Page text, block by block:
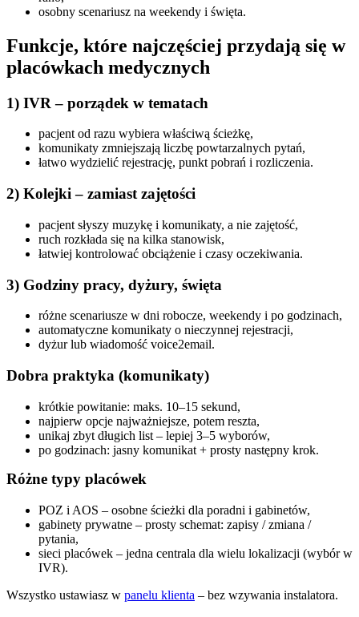
osobny scenariusz na weekendy i święta.
Funkcje, które najczęściej przydają się w
placówkach medycznych
1) IVR – porządek w tematach
pacjent od razu wybiera właściwą ścieżkę,
komunikaty zmniejszają liczbę powtarzalnych pytań,
łatwo wydzielić rejestrację, punkt pobrań i rozliczenia.
2) Kolejki – zamiast zajętości
pacjent słyszy muzykę i komunikaty, a nie zajętość,
ruch rozkłada się na kilka stanowisk,
łatwiej kontrolować obciążenie i czasy oczekiwania.
3) Godziny pracy, dyżury, święta
różne scenariusze w dni robocze, weekendy i po godzinach,
automatyczne komunikaty o nieczynnej rejestracji,
dyżur lub wiadomość voice2email.
Dobra praktyka (komunikaty)
krótkie powitanie: maks. 10–15 sekund,
najpierw opcje najważniejsze, potem reszta,
unikaj zbyt długich list – lepiej 3–5 wyborów,
po godzinach: jasny komunikat + prosty następny krok.
Różne typy placówek
POZ i AOS – osobne ścieżki dla poradni i gabinetów,
gabinety prywatne – prosty schemat: zapisy / zmiana /
pytania,
sieci placówek – jedna centrala dla wielu lokalizacji (wybór w
IVR).
Wszystko ustawiasz w panelu klienta – bez wzywania instalatora.